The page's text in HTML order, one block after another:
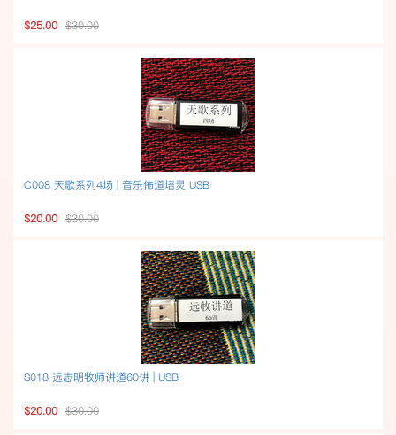
$25.00 $30.00
C008 天歌系列4场 | 音乐佈道培灵 USB
$20.00 $30.00
S018 远志明牧师讲道60讲 | USB
$20.00 $30.00